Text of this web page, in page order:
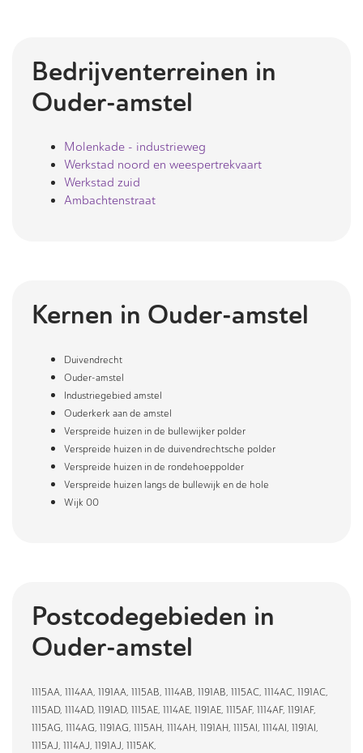
Bedrijventerreinen in
Ouder-amstel
Molenkade - industrieweg
Werkstad noord en weespertrekvaart
Werkstad zuid
Ambachtenstraat
Kernen in Ouder-amstel
Duivendrecht
Ouder-amstel
Industriegebied amstel
Ouderkerk aan de amstel
Verspreide huizen in de bullewijker polder
Verspreide huizen in de duivendrechtsche polder
Verspreide huizen in de rondehoeppolder
Verspreide huizen langs de bullewijk en de hole
Wijk 00
Postcodegebieden in
Ouder-amstel
1115AA, 1114AA, 1191AA, 1115AB, 1114AB, 1191AB, 1115AC, 1114AC, 1191AC,
1115AD, 1114AD, 1191AD, 1115AE, 1114AE, 1191AE, 1115AF, 1114AF, 1191AF,
1115AG, 1114AG, 1191AG, 1115AH, 1114AH, 1191AH, 1115AI , 1114AI , 1191AI ,
1115AJ, 1114AJ, 1191AJ, 1115AK,